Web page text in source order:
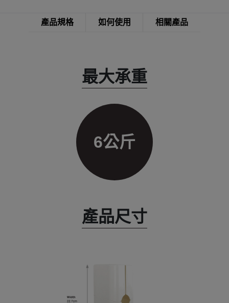
產品規格 如何使用 相關產品
最大承重
6公斤
產品尺寸